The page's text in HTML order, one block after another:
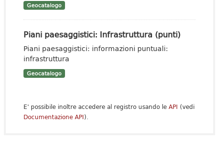
Geocatalogo
Piani paesaggistici: Infrastruttura (punti)
Piani paesaggistici: informazioni puntuali:
infrastruttura
Geocatalogo
E' possibile inoltre accedere al registro usando le API (vedi
Documentazione API).